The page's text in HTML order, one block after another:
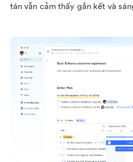
tán vẫn cảm thấy gắn kết và